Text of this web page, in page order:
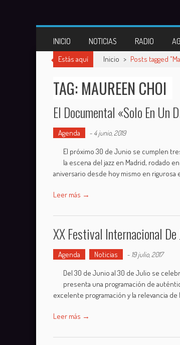
content
INICIO NOTICIAS RADIO
Estás aquí Inicio > Posts tagged
TAG: MAUREEN CHOI
El Documental «Solo En Un
Agenda - 4 junio, 2019
El próximo 30 de Junio se cumplen
la escena del jazz en Madrid, rodado
aniversario desde hoy mismo en rigurosa
Leer más →
XX Festival Internacional De
Agenda Noticias - 19 julio, 2017
Del 30 de Junio al 30 de Julio se
presenta una programación de
excelente programación y la relevancia
Leer más →